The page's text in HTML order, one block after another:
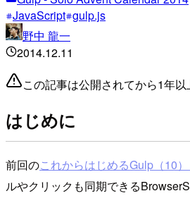
JavaScript gulp.js
野中 龍一
2014.12.11
この記事は公開されてから1年
はじめに
前回のこれからはじめるGulp（10
ルやクリックも同期できる